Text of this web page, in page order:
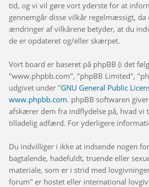
tid, og vi vil gøre vort yderste for at
gennemgår disse vilkår regelmæssigt,
ændringer af vilkårene betyder, at du
de er opdateret og/eller skærpet.
Vort board er baseret på phpBB (i det
"www.phpbb.com", "phpBB Limited",
udgivet under "GNU General Public
www.phpbb.com. phpBB softwaren
afskærer dem fra indflydelse på, hvad
tilladelig adfærd. For yderligere
Du indvilliger i ikke at indsende nogen
bagtalende, hadefuldt, truende eller
materiale, som er i strid med
forum" er hostet eller international